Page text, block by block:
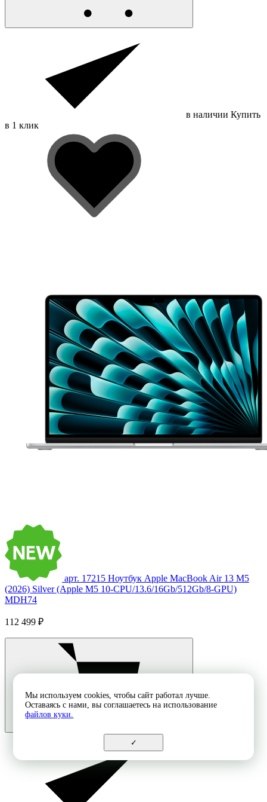
в наличии Купить
в 1 клик
арт. 17215 Ноутбук Apple MacBook Air 13 M5
(2026) Silver (Apple M5 10-CPU/13.6/16Gb/512Gb/8-GPU)
MDH74
112 499 ₽
Мы используем cookies, чтобы сайт работал лучше.
Оставаясь с нами, вы соглашаетесь на использование
файлов куки.
✓